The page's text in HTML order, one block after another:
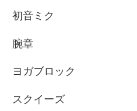
初音ミク
腕章
ヨガブロック
スクイーズ